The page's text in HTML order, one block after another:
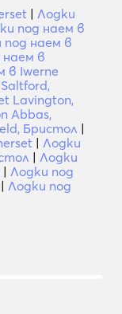
| Лодки
под наем в
под наем в
наем в
в Iwerne
Lavington,
Abbas,
Бристол |
| Лодки
| Лодки
| Лодки под
| Лодки под